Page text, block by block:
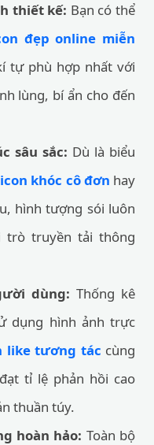
thiết kế: Bạn có thể
đẹp online miễn
tự phù hợp nhất với
lùng, bí ẩn cho đến
sâu sắc: Dù là biểu
icon khóc cô đơn hay
hình tượng sói luôn
trò truyền tải thông
dùng: Thống kê
dụng hình ảnh trực
like tương tác cùng
tỉ lệ phản hồi cao
thuần túy.
hoàn hảo: Toàn bộ